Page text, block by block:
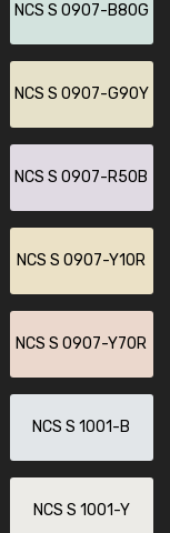
NCS S 0907-B80G
NCS S 0907-G90Y
NCS S 0907-R50B
NCS S 0907-Y10R
NCS S 0907-Y70R
NCS S 1001-B
NCS S 1001-Y